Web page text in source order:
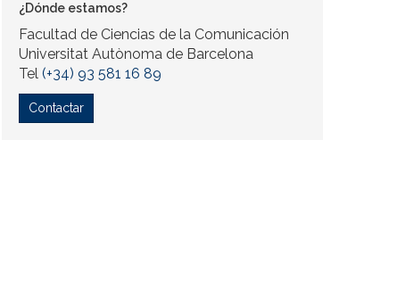
¿Dónde estamos?
Facultad de Ciencias de la Comunicación
Universitat Autònoma de Barcelona
Tel (+34) 93 581 16 89
Contactar